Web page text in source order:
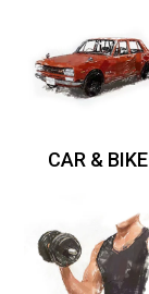
CAR & BIKE